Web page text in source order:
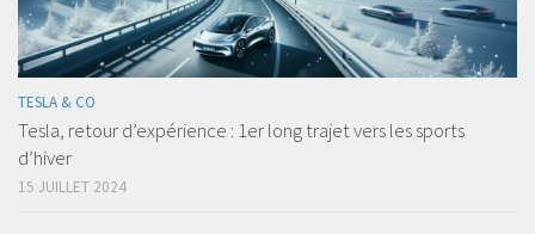
TESLA & CO
Tesla, retour d’expérience : 1er long trajet vers les sports
d’hiver
15 JUILLET 2024